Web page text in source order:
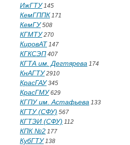
ИжГТУ145
КемГППК 171
КемГУ508
КГМТУ270
КировАТ 147
КГКСЭП 407
КГТА им. Дегтярева 174
КнАГТУ2910
КрасГАУ345
КрасГМУ629
КГПУ им. Астафьева 133
КГТУ (СФУ) 567
КГТЭИ (СФУ) 112
КПК №2 177
КубГТУ138